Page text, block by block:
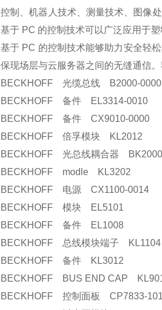
控制、机器人技术、测量技术、图像
基于 PC 的控制技术可以广泛应用于塑
基于 PC 的控制技术能够助力安全轻
保现场层与云服务器之间的无缝通信
BECKHOFF 光缆总线 B2000-
BECKHOFF 备件 EL3314-0010
BECKHOFF 备件 CX9010-0000
BECKHOFF 倍孚模块 KL2012
BECKHOFF 光总线耦合器
BECKHOFF modle KL3202
BECKHOFF 电源 CX1100-0014
BECKHOFF 模块 EL5101
BECKHOFF 备件 EL1008
BECKHOFF 总线模块端子
BECKHOFF 备件 KL3012
BECKHOFF BUS END CAP
BECKHOFF 控制面板 CP7833-